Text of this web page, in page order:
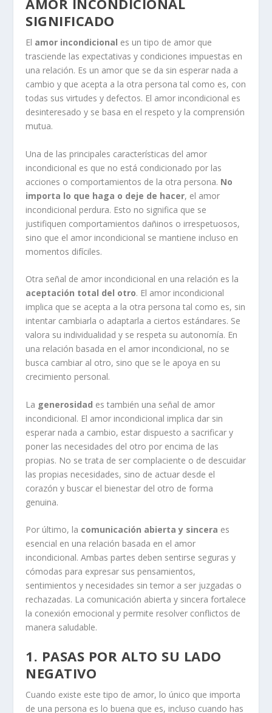
AMOR INCONDICIONAL
SIGNIFICADO
El amor incondicional es un tipo de amor que
trasciende las expectativas y condiciones impuestas en
una relación. Es un amor que se da sin esperar nada a
cambio y que acepta a la otra persona tal como es, con
todas sus virtudes y defectos. El amor incondicional es
desinteresado y se basa en el respeto y la comprensión
mutua.
Una de las principales características del amor
incondicional es que no está condicionado por las
acciones o comportamientos de la otra persona. No
importa lo que haga o deje de hacer, el amor
incondicional perdura. Esto no significa que se
justifiquen comportamientos dañinos o irrespetuosos,
sino que el amor incondicional se mantiene incluso en
momentos difíciles.
Otra señal de amor incondicional en una relación es la
aceptación total del otro. El amor incondicional
implica que se acepta a la otra persona tal como es, sin
intentar cambiarla o adaptarla a ciertos estándares. Se
valora su individualidad y se respeta su autonomía. En
una relación basada en el amor incondicional, no se
busca cambiar al otro, sino que se le apoya en su
crecimiento personal.
La generosidad es también una señal de amor
incondicional. El amor incondicional implica dar sin
esperar nada a cambio, estar dispuesto a sacrificar y
poner las necesidades del otro por encima de las
propias. No se trata de ser complaciente o de descuidar
las propias necesidades, sino de actuar desde el
corazón y buscar el bienestar del otro de forma
genuina.
Por último, la comunicación abierta y sincera es
esencial en una relación basada en el amor
incondicional. Ambas partes deben sentirse seguras y
cómodas para expresar sus pensamientos,
sentimientos y necesidades sin temor a ser juzgadas o
rechazadas. La comunicación abierta y sincera fortalece
la conexión emocional y permite resolver conflictos de
manera saludable.
1. PASAS POR ALTO SU LADO
NEGATIVO
Cuando existe este tipo de amor, lo único que importa
de una persona es lo buena que es, incluso cuando has